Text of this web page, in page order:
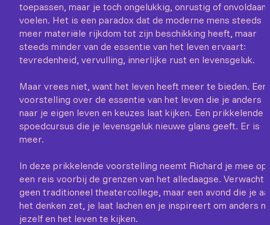
toepassen, maar je toch ongelukkig, onrustig of onvoldaan
voelen. Het is een paradox dat de moderne mens steeds
meer materiële rijkdom tot zijn beschikking heeft, maar
steeds minder van de essentie van het leven ervaart:
tevredenheid, vervulling, innerlijke rust en levensgeluk.
Maar vrees niet, want het leven heeft meer te bieden. Een
voorstelling over de essentie van het leven die je anders
naar je eigen leven en keuzes laat kijken. Een prikkelende
spoedcursus die je levensgeluk nieuwe glans geeft. Er is
meer.
In deze prikkelende voorstelling neemt Richard je mee op
een reis voorbij de grenzen van het alledaagse. Verwacht
geen traditioneel theatercollege, maar een avond die je
het denken zet, je laat lachen en je inspireert om anders
jezelf en het leven te kijken.